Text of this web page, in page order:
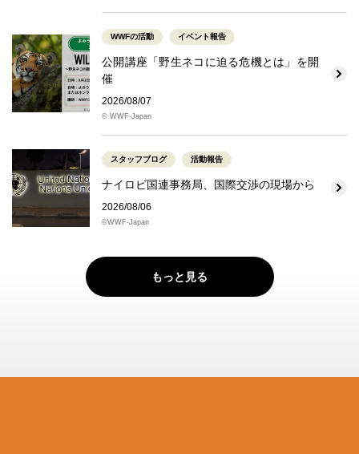
WWFの活動 イベント報告
公開講座「野生ネコに迫る危機とは」を開
催
2026/08/07
© WWF-Japan
スタッフブログ 活動報告
ナイロビ国連事務局、国際交渉の現場から
2026/08/06
©WWF-Japan
もっと見る